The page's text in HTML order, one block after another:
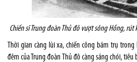
Chiến sĩ Trung đoàn Thủ đô vượt sông Hồng,
Thời gian càng lùi xa, chiến công bám trụ
đêm của Trung đoàn Thủ đô càng sáng chói,